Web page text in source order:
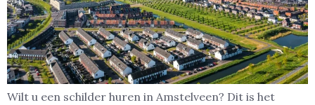
Wilt u een schilder huren in Amstelveen? Dit is het